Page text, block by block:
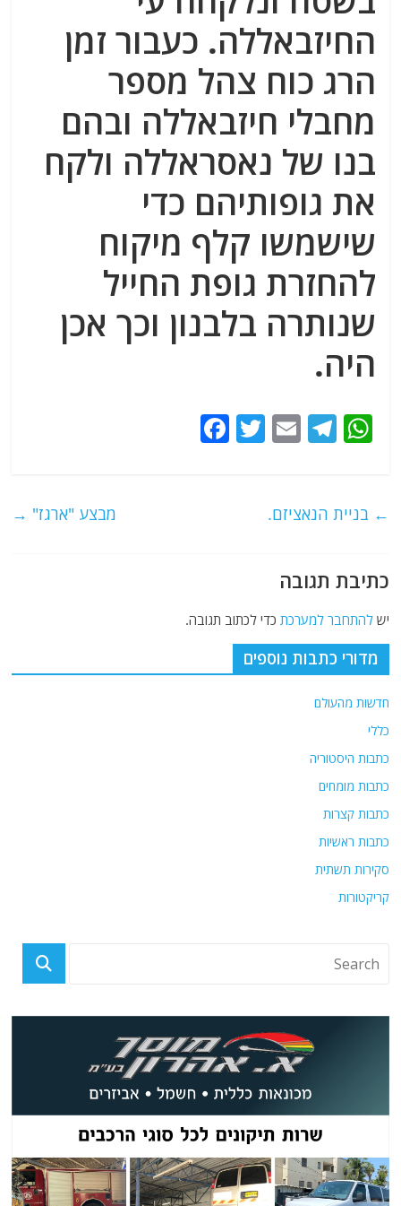
החיזבאללה. כעבור זמן
הרג כוח צהל מספר
מחבלי חיזבאללה ובהם
בנו של נאסראללה ולקח
את גופותיהם כדי
שישמשו קלף מיקוח
להחזרת גופת החייל
שנותרה בלבנון וכך אכן
היה.
W
s
p
p
T
g
m
E
l
T
k
← בניית הנאציזם. מבצע "ארגז" →
כתיבת תגובה
ישלהתחבר למערכת כדי לכתוב תגובה.
מדורי כתבות נוספים
חדשות מהעולם
כללי
כתבות היסטוריה
כתבות מומחים
כתבות קצרות
כתבות ראשיות
סקירות תשתית
קריקטורות